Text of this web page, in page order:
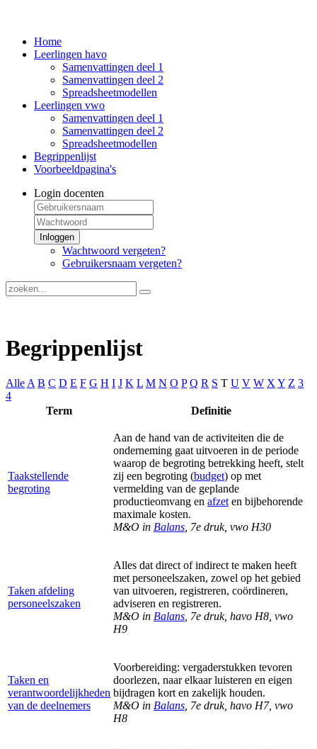
Home
Leerlingen havo
Samenvattingen deel 1
Samenvattingen deel 2
Spreadsheetmodellen
Leerlingen vwo
Samenvattingen deel 1
Samenvattingen deel 2
Spreadsheetmodellen
Begrippenlijst
Voorbeeldpagina's
Login docenten
Inloggen
Wachtwoord vergeten?
Gebruikersnaam vergeten?
Begrippenlijst
Alle A B C D E F G H I J K L M N O P Q R S T U V W X Y Z 3
4
Term
Definitie
Taakstellende
begroting
Aan de hand van de activiteiten die de
onderneming gaat uitvoeren in de periode
waarop de begroting betrekking heeft, stelt
zij een begroting (budget) op met
vermelding van de geplande
productieomvang en afzet en bijbehorende
maximale kosten.
M&O in Balans , 7e druk, vwo H30
Taken afdeling
personeelszaken
Alles dat direct of indirect te maken heeft
met personeelszaken, zowel op het gebied
van uitvoeren, registreren, coördineren,
adviseren en registreren.
M&O in Balans , 7e druk, havo H8, vwo
H9
Taken en
verantwoordelijkheden
van de deelnemers
Voorbereiding: vergaderstukken tevoren
doorlezen, naar elkaar luisteren en eigen
bijdragen kort en zakelijk houden.
M&O in Balans , 7e druk, havo H7, vwo
H8